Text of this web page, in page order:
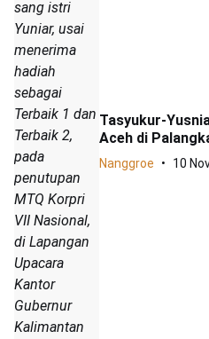
sang istri
Yuniar, usai
menerima
hadiah
sebagai
Terbaik 1 dan
Terbaik 2,
pada
penutupan
MTQ Korpri
VII Nasional,
di Lapangan
Upacara
Kantor
Gubernur
Kalimantan
Tasyukur-
Aceh di
Nanggroe 10